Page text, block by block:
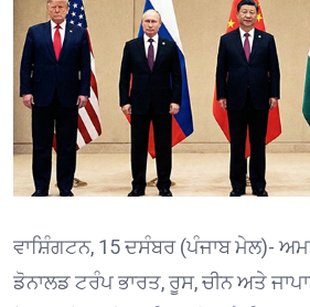
ਵਾਸ਼ਿੰਗਟਨ, 15 ਦਸੰਬਰ (ਪੰਜਾਬ ਮੇਲ)-
ਡੋਨਾਲਡ ਟਰੰਪ ਭਾਰਤ, ਰੂਸ, ਚੀਨ ਅਤੇ